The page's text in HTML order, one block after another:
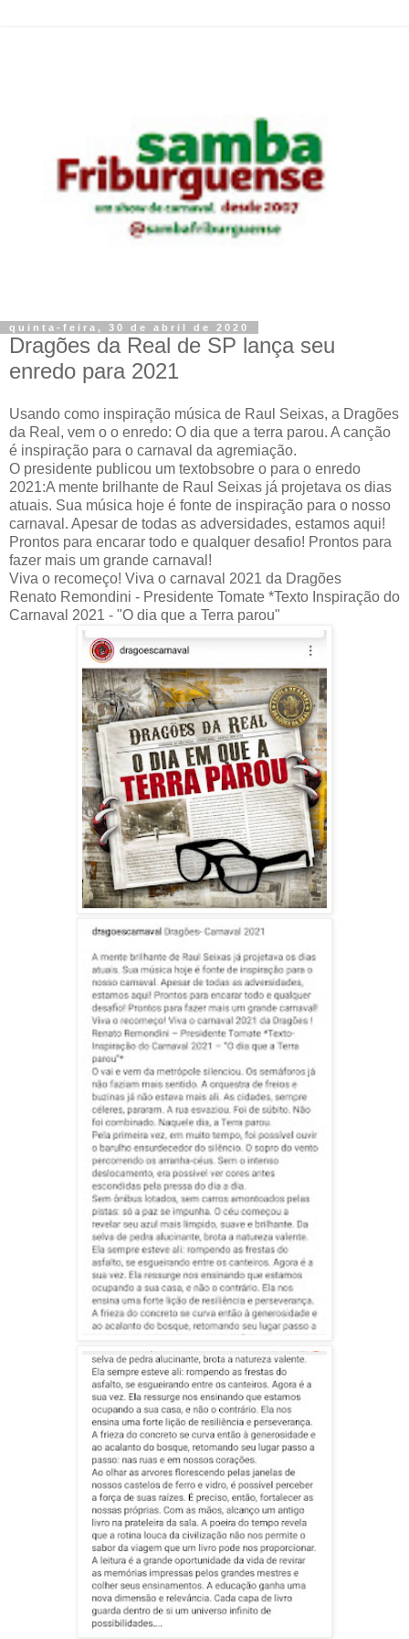
quinta-feira, 30 de abril de 2020
Dragões da Real de SP lança seu
enredo para 2021
Usando como inspiração música de Raul Seixas, a Dragões
da Real, vem o o enredo: O dia que a terra parou. A canção
é inspiração para o carnaval da agremiação.
O presidente publicou um textobsobre o para o enredo
2021:A mente brilhante de Raul Seixas já projetava os dias
atuais. Sua música hoje é fonte de inspiração para o nosso
carnaval. Apesar de todas as adversidades, estamos aqui!
Prontos para encarar todo e qualquer desafio! Prontos para
fazer mais um grande carnaval!
Viva o recomeço! Viva o carnaval 2021 da Dragões
Renato Remondini - Presidente Tomate *Texto Inspiração do
Carnaval 2021 - "O dia que a Terra parou"